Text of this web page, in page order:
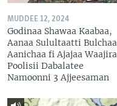
MUDDEE 12, 2024
Godinaa Shawaa Kaabaa,
Aanaa Sulultaatti Bulchaa
Aanichaa fi Ajajaa Waajira
Poolisii Dabalatee
Namoonni 3 Ajjeesaman